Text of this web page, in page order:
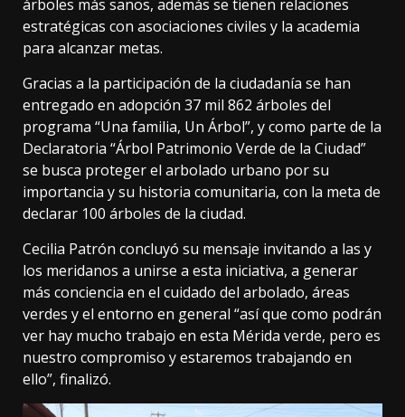
árboles más sanos, además se tienen relaciones
estratégicas con asociaciones civiles y la academia
para alcanzar metas.
Gracias a la participación de la ciudadanía se han
entregado en adopción 37 mil 862 árboles del
programa “Una familia, Un Árbol”, y como parte de la
Declaratoria “Árbol Patrimonio Verde de la Ciudad”
se busca proteger el arbolado urbano por su
importancia y su historia comunitaria, con la meta de
declarar 100 árboles de la ciudad.
Cecilia Patrón concluyó su mensaje invitando a las y
los meridanos a unirse a esta iniciativa, a generar
más conciencia en el cuidado del arbolado, áreas
verdes y el entorno en general “así que como podrán
ver hay mucho trabajo en esta Mérida verde, pero es
nuestro compromiso y estaremos trabajando en
ello”, finalizó.